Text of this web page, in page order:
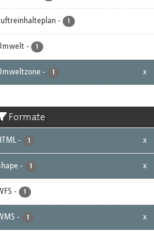
- 1
- 1
- 1 x
Formate
- 1 x
- 1 x
- 1
- 1 x